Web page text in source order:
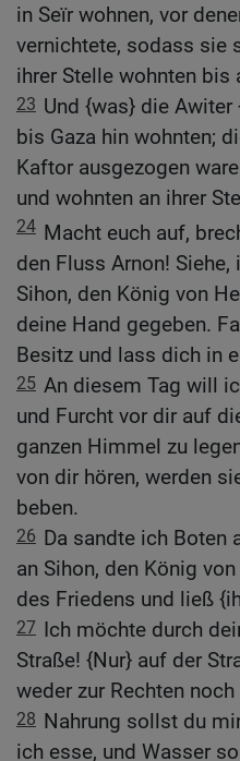
in Seïr wohnen, vor
vernichtete, sodass sie
ihrer Stelle wohnten bis
23 Und {was} die
bis Gaza hin wohnten;
Kaftor ausgezogen
und wohnten an ihrer
24 Macht euch auf,
den Fluss Arnon!
Sihon, den König von
deine Hand gegeben.
Besitz und lass dich in
25 An diesem Tag will
und Furcht vor dir auf
ganzen Himmel zu
von dir hören, werden
beben.
26 Da sandte ich Boten
an Sihon, den König
des Friedens und ließ
27 Ich möchte durch
Straße! {Nur} auf der
weder zur Rechten
28 Nahrung sollst du
ich esse, und Wasser